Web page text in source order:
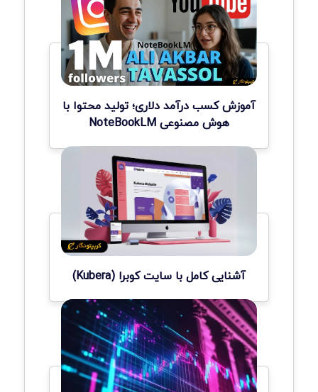
آموزش کسب درآمد دلاری؛ تولید محتوا با
هوش مصنوعی NoteBookLM
آشنایی کامل با سایت کوبرا (Kubera)